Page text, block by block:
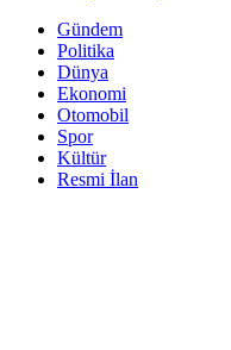
Gündem
Politika
Dünya
Ekonomi
Otomobil
Spor
Kültür
Resmi İlan